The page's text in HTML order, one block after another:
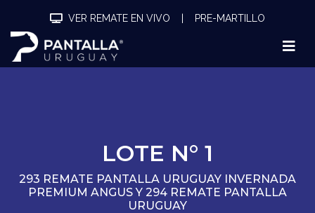
VER REMATE EN VIVO PRE-MARTILLO
LOTE N° 1
293 REMATE PANTALLA URUGUAY INVERNADA
PREMIUM ANGUS Y 294 REMATE PANTALLA
URUGUAY